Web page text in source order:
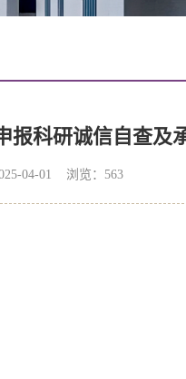
报科研诚信自查及
04-01 浏览： 563